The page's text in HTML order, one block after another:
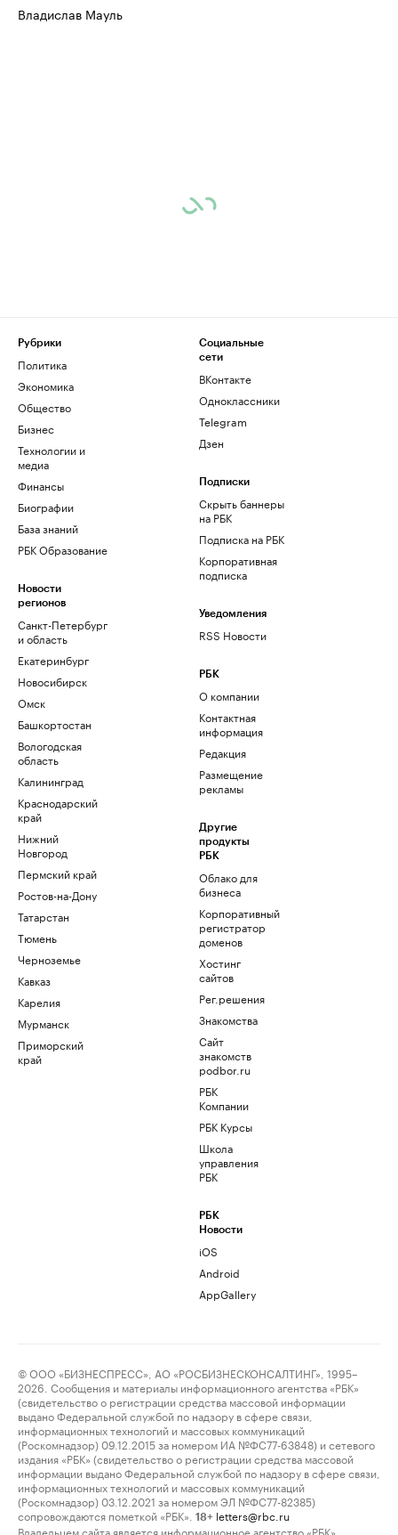
Владислав Мауль
Рубрики
Политика
Экономика
Общество
Бизнес
Технологии и
медиа
Финансы
Биографии
База знаний
РБК Образование
Новости
регионов
Санкт-Петербург
и область
Екатеринбург
Новосибирск
Омск
Башкортостан
Вологодская
область
Калининград
Краснодарский
край
Нижний
Новгород
Пермский край
Ростов-на-Дону
Татарстан
Тюмень
Черноземье
Кавказ
Карелия
Мурманск
Приморский
край
Социальные
сети
ВКонтакте
Одноклассники
Telegram
Дзен
Подписки
Скрыть баннеры
на РБК
Подписка на РБК
Корпоративная
подписка
Уведомления
RSS Новости
РБК
О компании
Контактная
информация
Редакция
Размещение
рекламы
Другие
продукты
РБК
Облако для
бизнеса
Корпоративный
регистратор
доменов
Хостинг
сайтов
Рег.решения
Знакомства
Сайт
знакомств
podbor.ru
РБК
Компании
РБК Курсы
Школа
управления
РБК
РБК
Новости
iOS
Android
AppGallery
© ООО «БИЗНЕСПРЕСС», АО «РОСБИЗНЕСКОНСАЛТИНГ», 1995–
2026. Сообщения и материалы информационного агентства «РБК»
(свидетельство о регистрации средства массовой информации
выдано Федеральной службой по надзору в сфере связи,
информационных технологий и массовых коммуникаций
(Роскомнадзор) 09.12.2015 за номером ИА №ФС77-63848) и сетевого
издания «РБК» (свидетельство о регистрации средства массовой
информации выдано Федеральной службой по надзору в сфере связи,
информационных технологий и массовых коммуникаций
(Роскомнадзор) 03.12.2021 за номером ЭЛ №ФС77-82385)
сопровождаются пометкой «РБК».
18+ letters@rbc.ru
Владельцем сайта является информационное агентство «РБК».